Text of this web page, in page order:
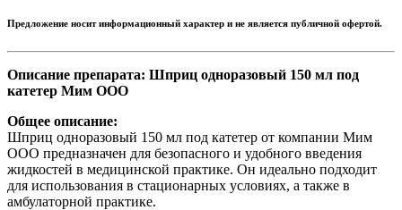
Предложение носит информационный характер и не является публичной офертой.
Описание препарата: Шприц одноразовый 150 мл под
катетер Мим ООО
Общее описание:
Шприц одноразовый 150 мл под катетер от компании Мим
ООО предназначен для безопасного и удобного введения
жидкостей в медицинской практике. Он идеально подходит
для использования в стационарных условиях, а также в
амбулаторной практике.